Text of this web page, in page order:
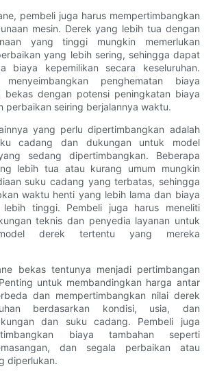
pembeli juga harus mempertimbangkan
mesin. Derek yang lebih tua dengan
yang tinggi mungkin memerlukan
yang lebih sering, sehingga dapat
biaya kepemilikan secara keseluruhan.
penghematan biaya
bekas dengan potensi peningkatan biaya
perbaikan seiring berjalannya waktu.
yang perlu dipertimbangkan adalah
cadang dan dukungan untuk model
sedang dipertimbangkan. Beberapa
lebih tua atau kurang umum mungkin
suku cadang yang terbatas, sehingga
waktu henti yang lebih lama dan biaya
tinggi. Pembeli juga harus meneliti
teknis dan penyedia layanan untuk
derek tertentu yang mereka
bekas tentunya menjadi pertimbangan
untuk membandingkan harga antar
dan mempertimbangkan nilai derek
berdasarkan kondisi, usia, dan
dan suku cadang. Pembeli juga
biaya tambahan seperti
dan segala perbaikan atau
diperlukan.